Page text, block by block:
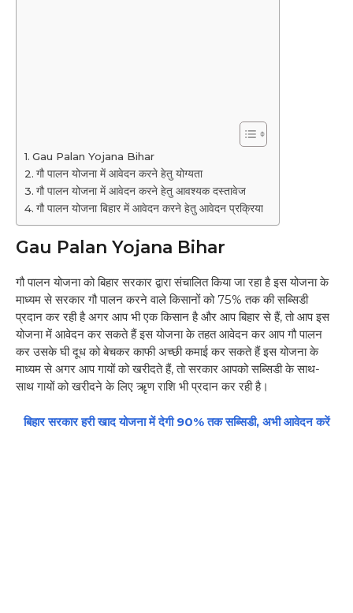
Gau Palan Yojana Bihar
गौ पालन योजना में आवेदन करने हेतु योग्यता
गौ पालन योजना में आवेदन करने हेतु आवश्यक दस्तावेज
गौ पालन योजना बिहार में आवेदन करने हेतु आवेदन प्रक्रिया
Gau Palan Yojana Bihar
गौ पालन योजना को बिहार सरकार द्वारा संचालित किया जा रहा है इस योजना के
माध्यम से सरकार गौ पालन करने वाले किसानों को 75% तक की सब्सिडी
प्रदान कर रही है अगर आप भी एक किसान है और आप बिहार से हैं, तो आप इस
योजना में आवेदन कर सकते हैं इस योजना के तहत आवेदन कर आप गौ पालन
कर उसके घी दूध को बेचकर काफी अच्छी कमाई कर सकते हैं इस योजना के
माध्यम से अगर आप गायों को खरीदते हैं, तो सरकार आपको सब्सिडी के साथ-
साथ गायों को खरीदने के लिए ऋृण राशि भी प्रदान कर रही है।
बिहार सरकार हरी खाद योजना में देगी 90% तक सब्सिडी, अभी आवेदन करें